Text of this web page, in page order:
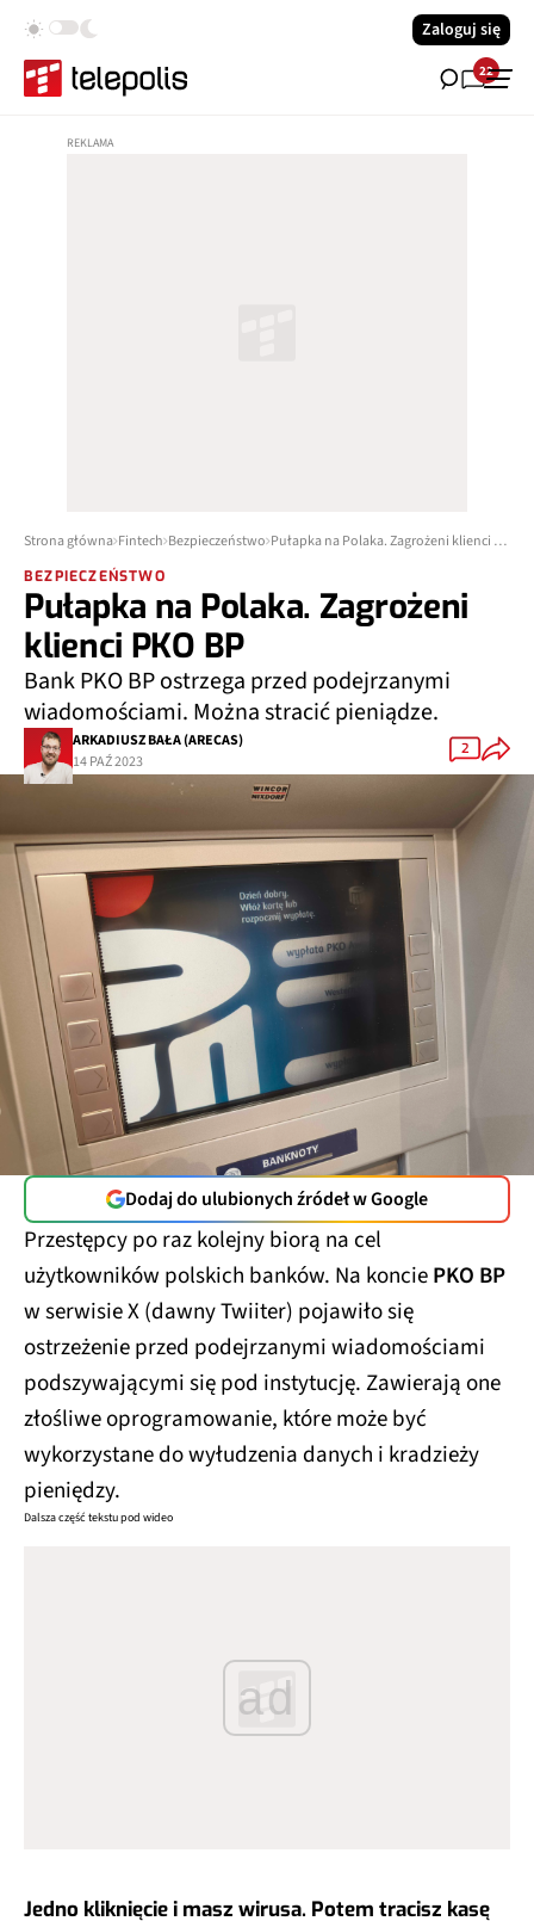
Zaloguj się
22
Strona główna Fintech Bezpieczeństwo Pułapka na Polaka. Zagrożeni klienci PKO BP
BEZPIECZEŃSTWO
Pułapka na Polaka. Zagrożeni
klienci PKO BP
Bank PKO BP ostrzega przed podejrzanymi
wiadomościami. Można stracić pieniądze.
ARKADIUSZ BAŁA (ARECAS)
14 PAŹ 2023
2
Dodaj do ulubionych źródeł w Google
Przestępcy po raz kolejny biorą na cel
użytkowników polskich banków. Na konciePKO BP
w serwisie X (dawny Twiiter) pojawiło się
ostrzeżenie przed podejrzanymi wiadomościami
podszywającymi się pod instytucję. Zawierają one
złośliwe oprogramowanie, które może być
wykorzystane do wyłudzenia danych i kradzieży
pieniędzy.
Dalsza część tekstu pod wideo
ad
Jedno kliknięcie i masz wirusa. Potem tracisz kasę